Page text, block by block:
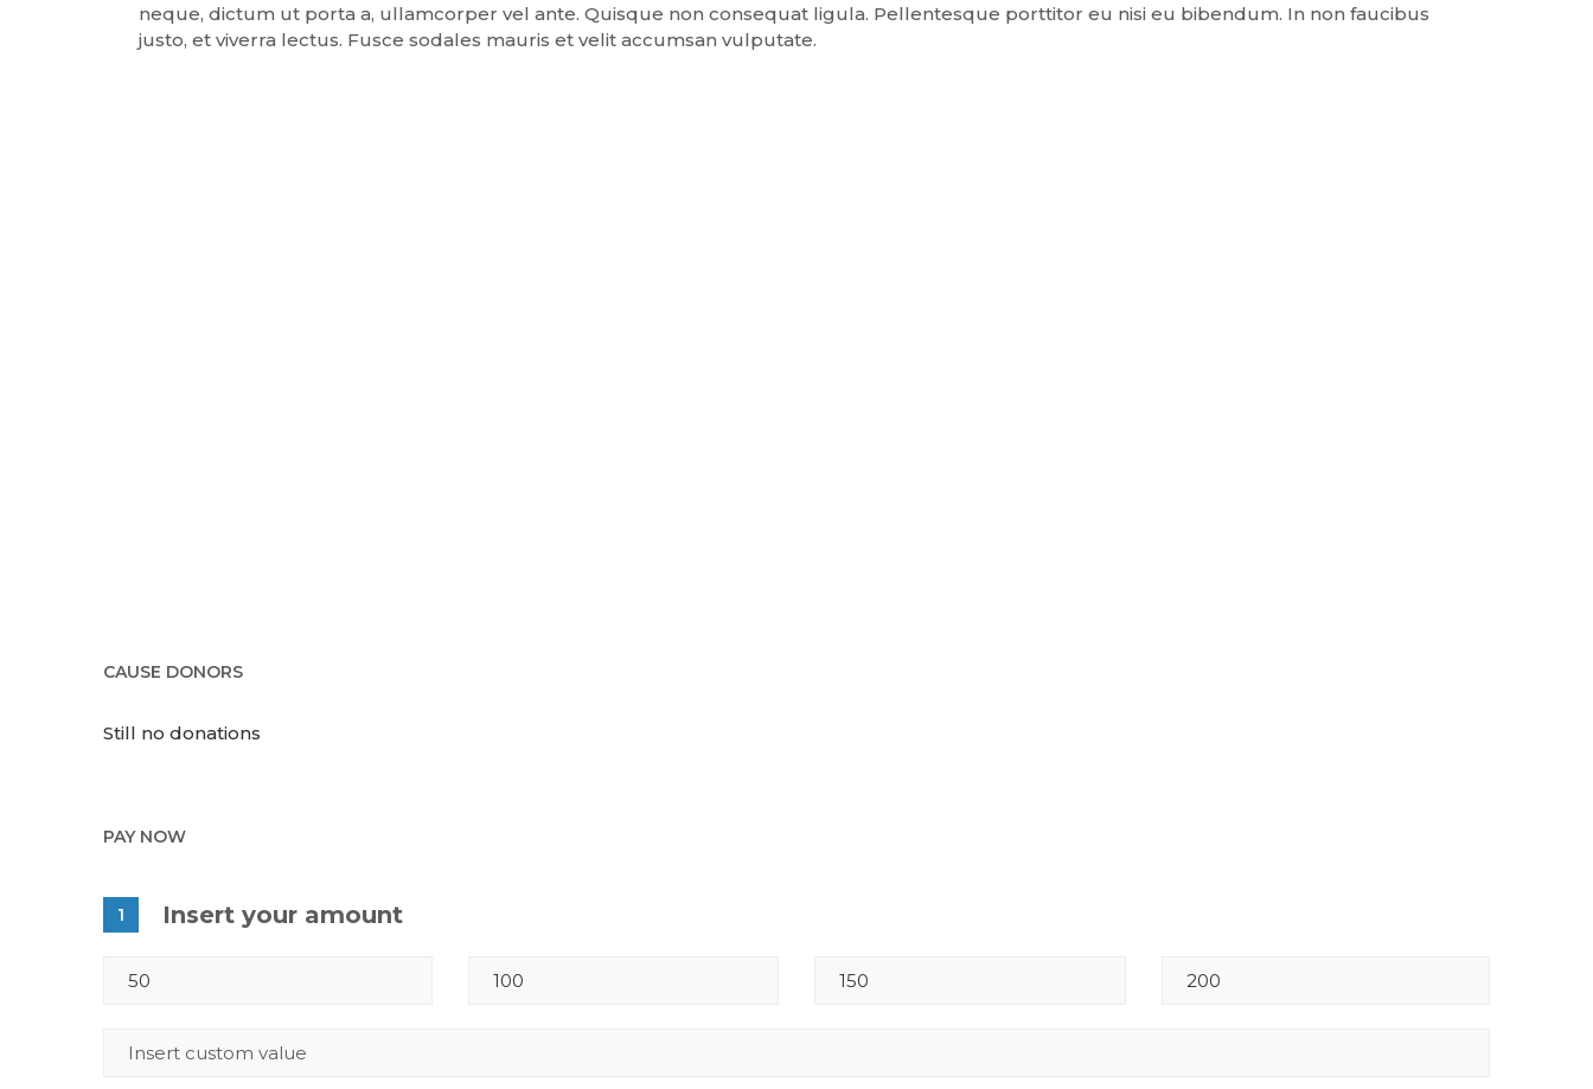
neque, dictum ut porta a, ullamcorper vel ante. Quisque non consequat ligula. Pellentesque porttitor eu nisi eu bibendum. In non faucibus
justo, et viverra lectus. Fusce sodales mauris et velit accumsan vulputate.
CAUSE DONORS
Still no donations
PAY NOW
1 Insert your amount